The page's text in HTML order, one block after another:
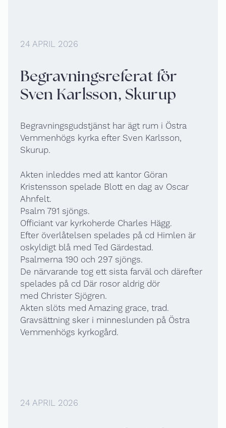
24 APRIL 2026
Begravningsreferat för
Sven Karlsson, Skurup
Begravningsgudstjänst har ägt rum i Östra
Vemmenhögs kyrka efter Sven Karlsson,
Skurup.
Akten inleddes med att kantor Göran
Kristensson spelade Blott en dag av Oscar
Ahnfelt.
Psalm 791 sjöngs.
Officiant var kyrkoherde Charles Hägg.
Efter överlåtelsen spelades på cd Himlen är
oskyldigt blå med Ted Gärdestad.
Psalmerna 190 och 297 sjöngs.
De närvarande tog ett sista farväl och därefter
spelades på cd Där rosor aldrig dör
med Christer Sjögren.
Akten slöts med Amazing grace, trad.
Gravsättning sker i minneslunden på Östra
Vemmenhögs kyrkogård.
24 APRIL 2026